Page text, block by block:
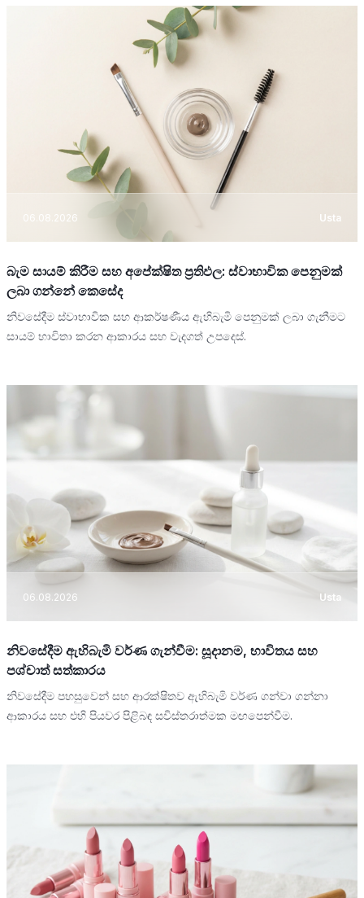
06.08.2026 Usta
බැම සායම් කිරීම සහ අපේක්ෂිත ප්‍රතිඵල: ස්වාභාවික පෙනුමක්
ලබා ගන්නේ කෙසේද
නිවසේදීම ස්වාභාවික සහ ආකර්ෂණීය ඇහිබැමි පෙනුමක් ලබා ගැනීමට
සායම් භාවිතා කරන ආකාරය සහ වැදගත් උපදෙස්.
06.08.2026 Usta
නිවසේදීම ඇහිබැමි වර්ණ ගැන්වීම: සූදානම, භාවිතය සහ
පශ්චාත් සත්කාරය
නිවසේදීම පහසුවෙන් සහ ආරක්ෂිතව ඇහිබැමි වර්ණ ගන්වා ගන්නා
ආකාරය සහ එහි පියවර පිළිබඳ සවිස්තරාත්මක මඟපෙන්වීම.